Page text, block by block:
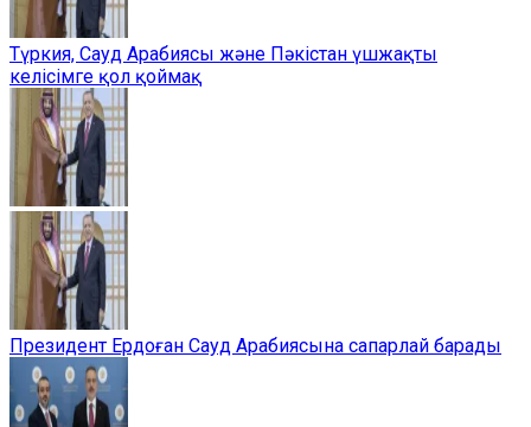
Түркия, Сауд Арабиясы және Пәкістан үшжақты
келісімге қол қоймақ
Президент Ердоған Сауд Арабиясына сапарлай барады